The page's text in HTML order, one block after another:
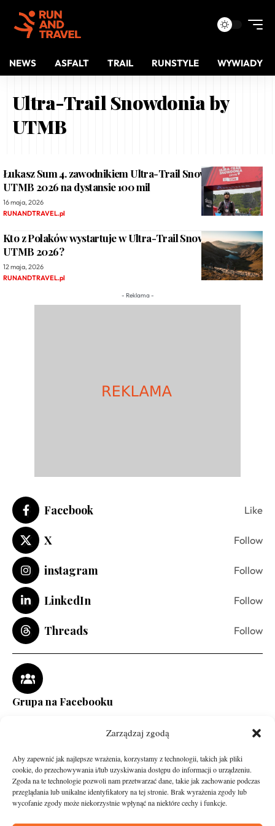
Zarządzaj zgodą
Aby zapewnić jak najlepsze wrażenia, korzystamy z technologii, takich jak pliki
cookie, do przechowywania i/lub uzyskiwania dostępu do informacji o urządzeniu.
Zgoda na te technologie pozwoli nam przetwarzać dane, takie jak zachowanie podczas
przeglądania lub unikalne identyfikatory na tej stronie. Brak wyrażenia zgody lub
wycofanie zgody może niekorzystnie wpłynąć na niektóre cechy i funkcje.
NEWS ASFALT TRAIL RUNSTYLE WYWIADY
Ultra-Trail Snowdonia by
UTMB
Łukasz Sum 4. zawodnikiem Ultra-Trail Snowdonia by
UTMB 2026 na dystansie 100 mil
16 maja, 2026
RUNANDTRAVEL.pl
Kto z Polaków wystartuje w Ultra-Trail Snowdonia by
UTMB 2026?
12 maja, 2026
RUNANDTRAVEL.pl
- Reklama -
Facebook Like
X Follow
instagram Follow
LinkedIn Follow
Threads Follow
Grupa na Facebooku